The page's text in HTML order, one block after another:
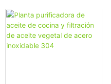
comestible 304, sistema
de purificación de aceite
vegetal SYA-100 (6000 L/H)